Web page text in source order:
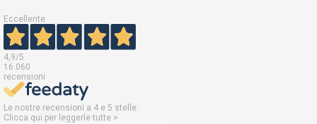
Eccellente
4,9/5
16.060
recensioni
Le nostre recensioni a 4 e 5 stelle.
Clicca qui per leggerle tutte >